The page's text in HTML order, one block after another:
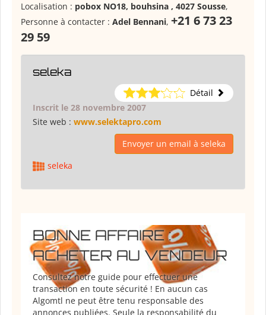
Localisation : pobox NO18, bouhsina , 4027 Sousse,
Personne à contacter : Adel Bennani, +21 6 73 23
29 59
seleka
Détail
Inscrit le 28 novembre 2007
Site web : www.selektapro.com
Envoyer un email à seleka
seleka
BONNE AFFAIRE :
ACHETER AU VENDEUR
Consultez notre guide pour effectuer une
transaction en toute sécurité ! En aucun cas
Algomtl ne peut être tenu responsable des
annonces publiées. Seule la responsabilité du